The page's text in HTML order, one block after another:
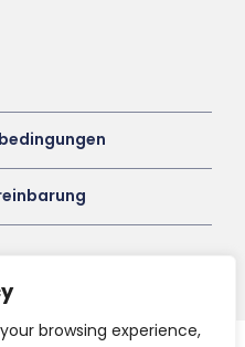
browsing experience,